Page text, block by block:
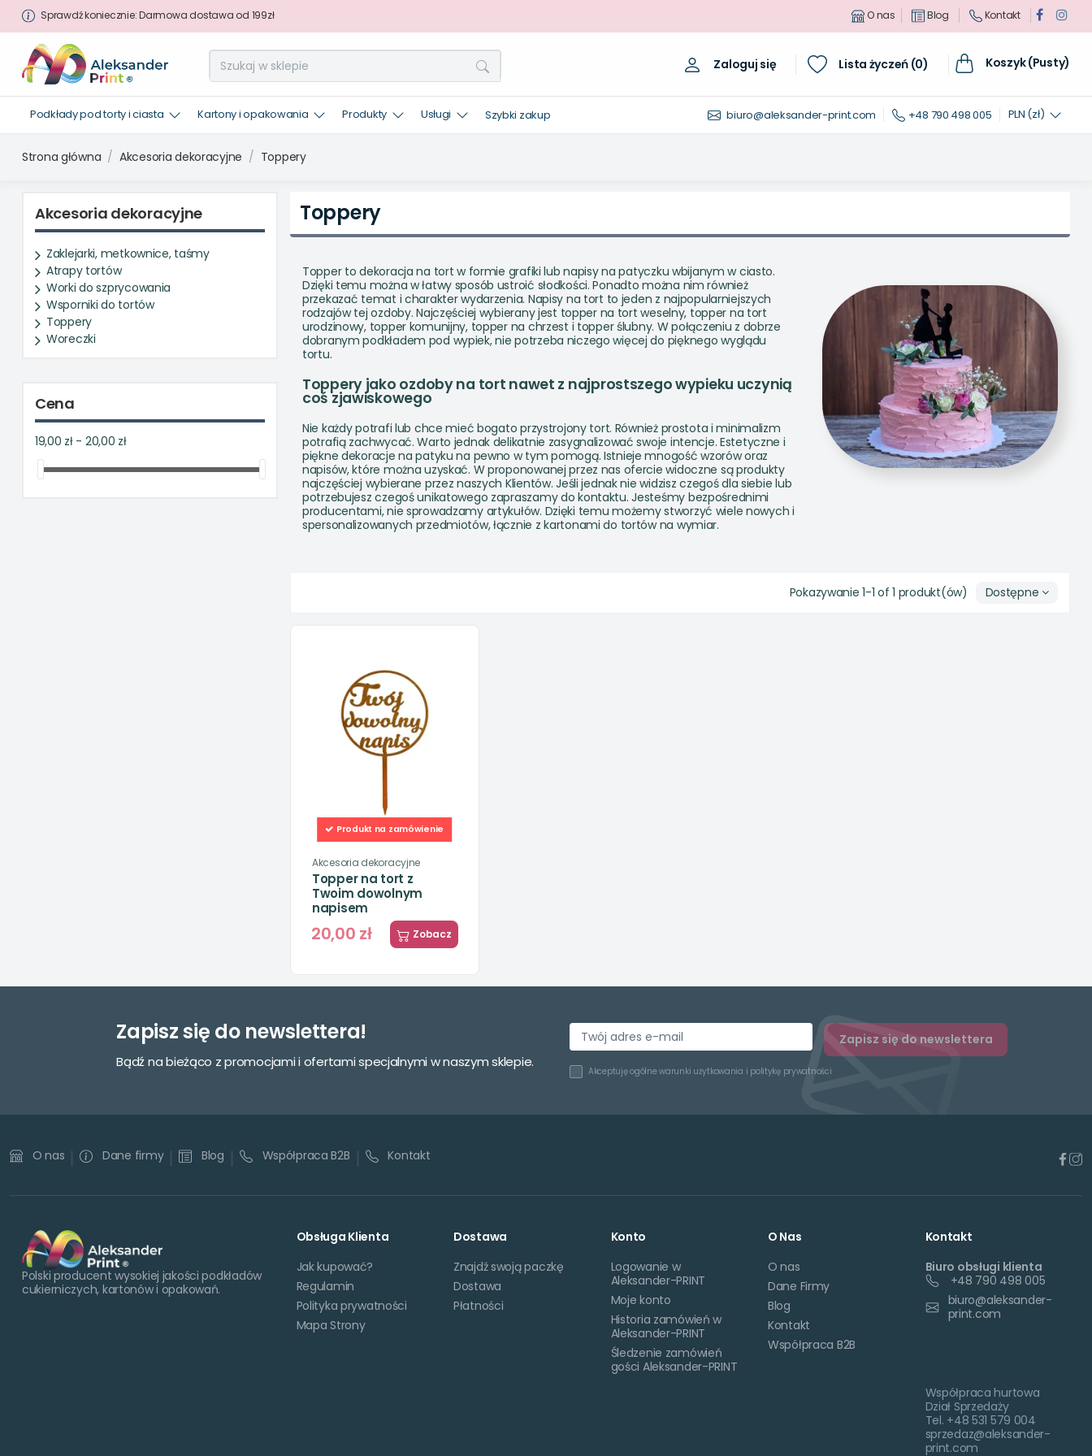
Sprawdź koniecznie: Darmowa dostawa od 199zł O nas Blog Kontakt
Zaloguj się Lista życzeń (0) Koszyk (Pusty)
Podkłady pod torty i ciasta Kartony i opakowania Produkty Usługi Szybki zakup biuro@aleksander-print.com +48 790 498 005 PLN (zł)
Strona główna Akcesoria dekoracyjne Toppery
Toppery
Topper to dekoracja na tort w formie grafiki lub napisy na patyczku wbijanym w ciasto.
Dzięki temu można w łatwy sposób ustroić słodkości. Ponadto można nim również
przekazać temat i charakter wydarzenia. Napisy na tort to jeden z najpopularniejszych
rodzajów tej ozdoby. Najczęściej wybierany jest topper na tort weselny, topper na tort
urodzinowy, topper komunijny, topper na chrzest i topper ślubny. W połączeniu z dobrze
dobranympodkładem pod wypiek, nie potrzeba niczego więcej do pięknego wyglądu
tortu.
Toppery jako ozdoby na tort nawet z najprostszego wypieku uczynią
coś zjawiskowego
Nie każdy potrafi lub chce mieć bogato przystrojony tort. Również prostota i minimalizm
potrafią zachwycać. Warto jednak delikatnie zasygnalizować swoje intencje. Estetyczne i
piękne dekoracje na patyku na pewno w tym pomogą. Istnieje mnogość wzorów oraz
napisów, które można uzyskać. W proponowanej przez nas ofercie widoczne są produkty
najczęściej wybierane przez naszych Klientów. Jeśli jednak nie widzisz czegoś dla siebie lub
potrzebujesz czegoś unikatowego zapraszamy do kontaktu. Jesteśmy bezpośrednimi
producentami, nie sprowadzamy artykułów. Dzięki temu możemy stworzyć wiele nowych i
spersonalizowanych przedmiotów, łącznie z kartonami do tortów na wymiar.
Pokazywanie 1-1 of 1 produkt(ów) Dostępne
Produkt na zamówienie
Akcesoria dekoracyjne
Topper na tort z
Twoim dowolnym
napisem
20,00 zł Zobacz
Akcesoria dekoracyjne
Zaklejarki, metkownice, taśmy
Atrapy tortów
Worki do szprycowania
Wsporniki do tortów
Toppery
Woreczki
Cena
19,00 zł - 20,00 zł
Zapisz się do newslettera!
Bądź na bieżąco z promocjami i ofertami specjalnymi w naszym sklepie.
Zapisz się do newslettera
Akceptujęogólne warunki użytkowania i politykę prywatności
O nas Dane firmy Blog Współpraca B2B Kontakt
Polski producent wysokiej jakości podkładów
cukierniczych, kartonów i opakowań.
Obsługa Klienta
Jak kupować?
Regulamin
Polityka prywatności
Mapa Strony
Dostawa
Znajdź swoją paczkę
Dostawa
Płatności
Konto
Logowanie w
Aleksander-PRINT
Moje konto
Historia zamówień w
Aleksander-PRINT
Śledzenie zamówień
gości Aleksander-PRINT
O Nas
O nas
Dane Firmy
Blog
Kontakt
Współpraca B2B
Kontakt
Biuro obsługi klienta
+48 790 498 005
biuro@aleksander-
print.com
Współpraca hurtowa
Dział Sprzedaży
Tel. +48 531 579 004
sprzedaz@aleksander-
print.com